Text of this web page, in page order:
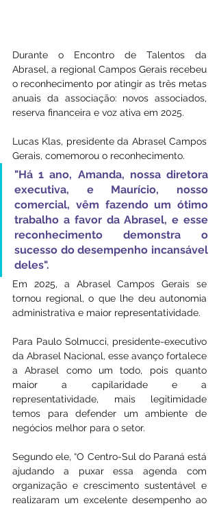
Durante o Encontro de Talentos da
Abrasel, a regional Campos Gerais recebeu
o reconhecimento por atingir as três metas
anuais da associação: novos associados,
reserva financeira e voz ativa em 2025.
Lucas Klas, presidente da Abrasel Campos
Gerais, comemorou o reconhecimento.
"Há 1 ano, Amanda, nossa diretora
executiva, e Maurício, nosso
comercial, vêm fazendo um ótimo
trabalho a favor da Abrasel, e esse
reconhecimento demonstra o
sucesso do desempenho incansável
deles".
Em 2025, a Abrasel Campos Gerais se
tornou regional, o que lhe deu autonomia
administrativa e maior representatividade.
Para Paulo Solmucci, presidente-executivo
da Abrasel Nacional, esse avanço fortalece
a Abrasel como um todo, pois quanto
maior a capilaridade e a
representatividade, mais legitimidade
temos para defender um ambiente de
negócios melhor para o setor.
Segundo ele, “O Centro-Sul do Paraná está
ajudando a puxar essa agenda com
organização e crescimento sustentável e
realizaram um excelente desempenho ao